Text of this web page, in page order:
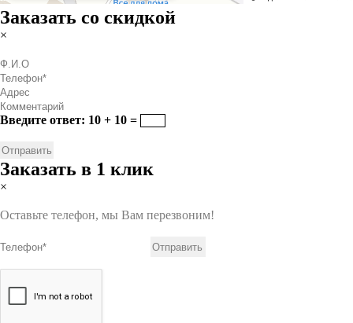
Заказать со скидкой
×
Введите ответ: 10 + 10 =
Заказать в 1 клик
×
Оставьте телефон, мы Вам перезвоним!